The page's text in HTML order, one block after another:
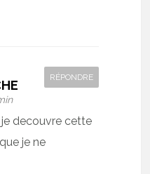
RÉPONDRE
decouvre cette
je ne